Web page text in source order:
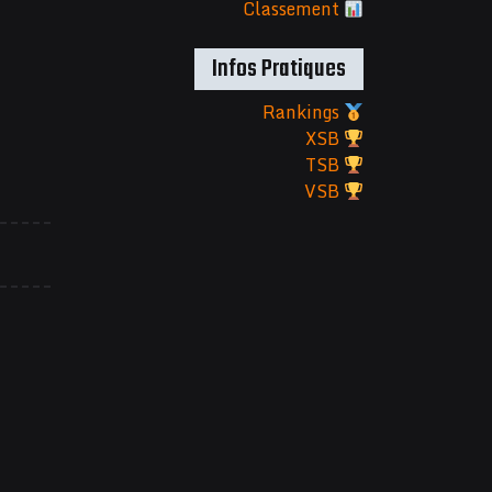
Classement
Infos Pratiques
Rankings
XSB
TSB
VSB